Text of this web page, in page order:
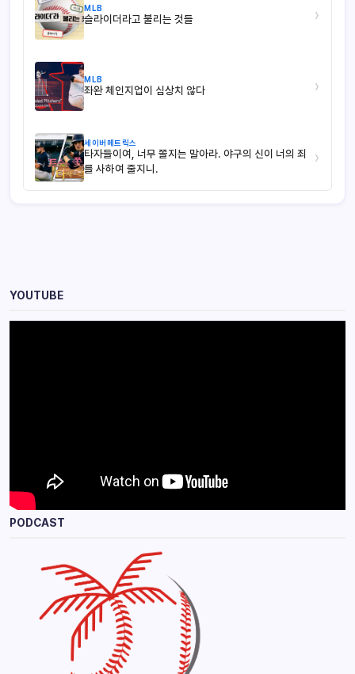
MLB
슬라이더라고 불리는 것들 ›
MLB
좌완 체인지업이 심상치 않다 ›
세이버메트릭스
타자들이여, 너무 쫄지는 말아라. 야구의 신이 너의 죄
를 사하여 줄지니.
›
YOUTUBE
PODCAST